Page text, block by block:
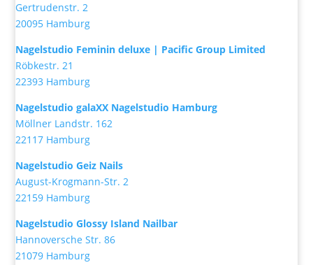
Gertrudenstr. 2
20095 Hamburg
Nagelstudio Feminin deluxe | Pacific Group Limited
Röbkestr. 21
22393 Hamburg
Nagelstudio galaXX Nagelstudio Hamburg
Möllner Landstr. 162
22117 Hamburg
Nagelstudio Geiz Nails
August-Krogmann-Str. 2
22159 Hamburg
Nagelstudio Glossy Island Nailbar
Hannoversche Str. 86
21079 Hamburg